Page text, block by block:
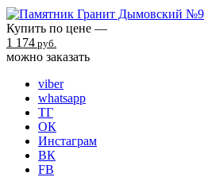
Купить по цене —
1 174 руб.
можно заказать
viber
whatsapp
ТГ
ОК
Инстаграм
ВК
FB